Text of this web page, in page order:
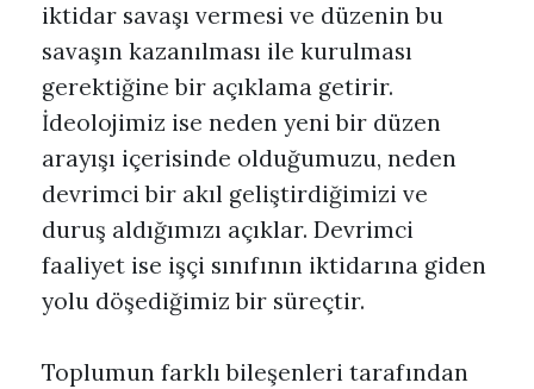
iktidar savaşı vermesi ve düzenin bu
savaşın kazanılması ile kurulması
gerektiğine bir açıklama getirir.
İdeolojimiz ise neden yeni bir düzen
arayışı içerisinde olduğumuzu, neden
devrimci bir akıl geliştirdiğimizi ve
duruş aldığımızı açıklar. Devrimci
faaliyet ise işçi sınıfının iktidarına giden
yolu döşediğimiz bir süreçtir.
Toplumun farklı bileşenleri tarafından